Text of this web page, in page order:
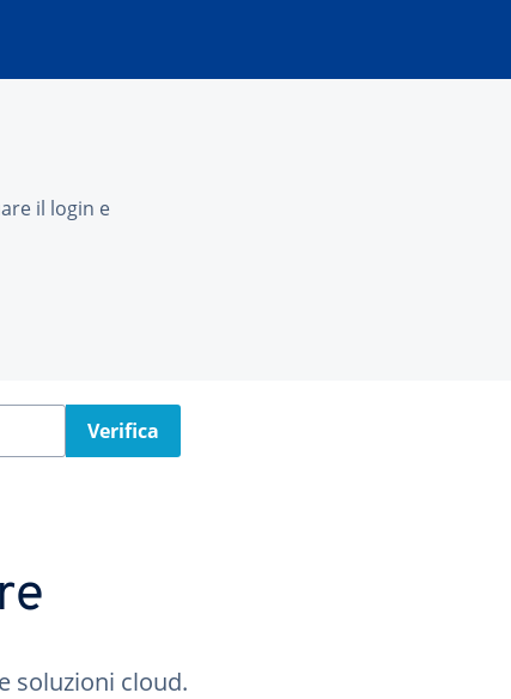
il login e
Verifica
soluzioni cloud.